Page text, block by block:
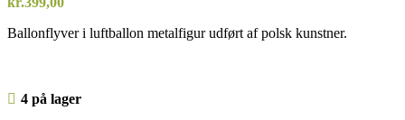
Ballonflyver i luftballon metalfigur udført af polsk kunstner.
4 på lager